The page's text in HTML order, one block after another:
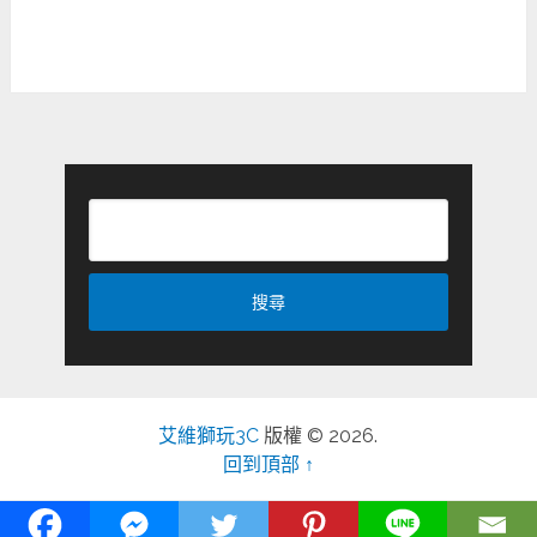
艾維獅玩3C 版權 © 2026.
回到頂部 ↑